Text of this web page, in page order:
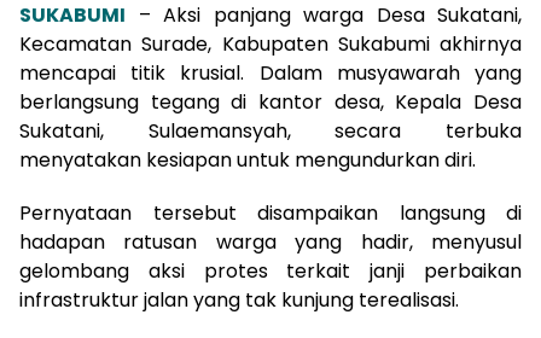
SUKABUMI – Aksi panjang warga Desa Sukatani,
Kecamatan Surade, Kabupaten Sukabumi akhirnya
mencapai titik krusial. Dalam musyawarah yang
berlangsung tegang di kantor desa, Kepala Desa
Sukatani, Sulaemansyah, secara terbuka
menyatakan kesiapan untuk mengundurkan diri.
Pernyataan tersebut disampaikan langsung di
hadapan ratusan warga yang hadir, menyusul
gelombang aksi protes terkait janji perbaikan
infrastruktur jalan yang tak kunjung terealisasi.